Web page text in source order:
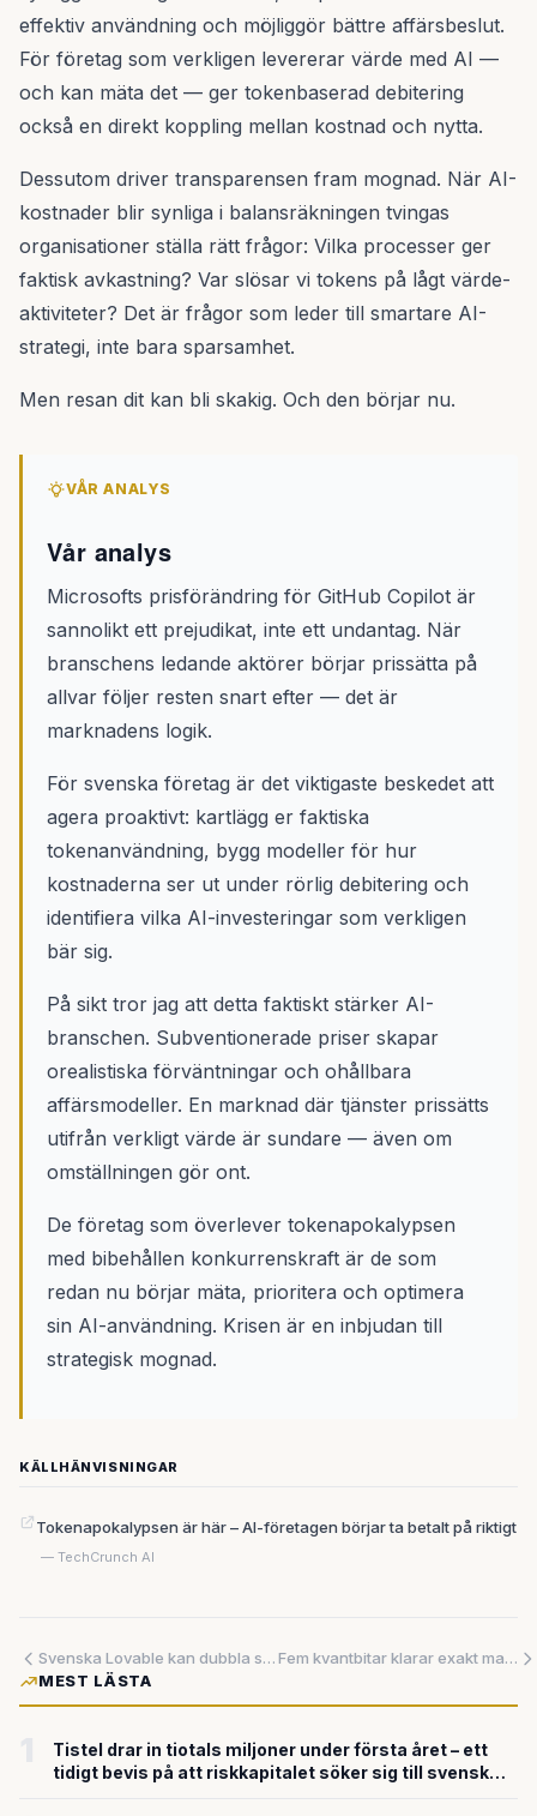
effektiv användning och möjliggör bättre affärsbeslut.
För företag som verkligen levererar värde med AI —
och kan mäta det — ger tokenbaserad debitering
också en direkt koppling mellan kostnad och nytta.
Dessutom driver transparensen fram mognad. När AI-
kostnader blir synliga i balansräkningen tvingas
organisationer ställa rätt frågor: Vilka processer ger
faktisk avkastning? Var slösar vi tokens på lågt värde-
aktiviteter? Det är frågor som leder till smartare AI-
strategi, inte bara sparsamhet.
Men resan dit kan bli skakig. Och den börjar nu.
VÅR ANALYS
Vår analys
Microsofts prisförändring för GitHub Copilot är
sannolikt ett prejudikat, inte ett undantag. När
branschens ledande aktörer börjar prissätta på
allvar följer resten snart efter — det är
marknadens logik.
För svenska företag är det viktigaste beskedet att
agera proaktivt: kartlägg er faktiska
tokenanvändning, bygg modeller för hur
kostnaderna ser ut under rörlig debitering och
identifiera vilka AI-investeringar som verkligen
bär sig.
På sikt tror jag att detta faktiskt stärker AI-
branschen. Subventionerade priser skapar
orealistiska förväntningar och ohållbara
affärsmodeller. En marknad där tjänster prissätts
utifrån verkligt värde är sundare — även om
omställningen gör ont.
De företag som överlever tokenapokalypsen
med bibehållen konkurrenskraft är de som
redan nu börjar mäta, prioritera och optimera
sin AI-användning. Krisen är en inbjudan till
strategisk mognad.
KÄLLHÄNVISNINGAR
Tokenapokalypsen är här – AI-företagen börjar ta betalt på riktigt
— TechCrunch AI
Svenska Lovable kan dubbla sitt värde — samtidigt som den globala AI-striden hårdnar
Fem kvantbitar klarar exakt matematik som klassiska AI-modeller fundamentalt misslyckas med
MEST LÄSTA
Tistel drar in tiotals miljoner under första året – ett
tidigt bevis på att riskkapitalet söker sig till svensk